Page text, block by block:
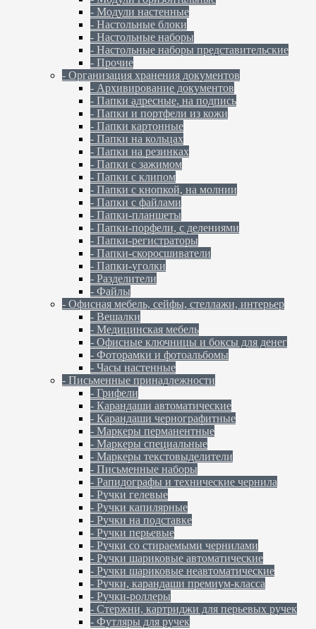
- Модули настенные
- Настольные блоки
- Настольные наборы
- Настольные наборы представительские
- Прочие
- Организация хранения документов
- Архивирование документов
- Папки адресные, на подпись
- Папки и портфели из кожи
- Папки картонные
- Папки на кольцах
- Папки на резинках
- Папки с зажимом
- Папки с клипом
- Папки с кнопкой, на молнии
- Папки с файлами
- Папки-планшеты
- Папки-порфели, с делениями
- Папки-регистраторы
- Папки-скоросшиватели
- Папки-уголки
- Разделители
- Файлы
- Офисная мебель, сейфы, стеллажи, интерьер
- Вешалки
- Медицинская мебель
- Офисные ключницы и боксы для денег
- Фоторамки и фотоальбомы
- Часы настенные
- Письменные принадлежности
- Грифели
- Карандаши автоматические
- Карандаши чернографитные
- Маркеры перманентные
- Маркеры специальные
- Маркеры текстовыделители
- Письменные наборы
- Рапидографы и технические чернила
- Ручки гелевые
- Ручки капилярные
- Ручки на подставке
- Ручки перьевые
- Ручки со стираемыми чернилами
- Ручки шариковые автоматические
- Ручки шариковые неавтоматические
- Ручки, карандаши премиум-класса
- Ручки-роллеры
- Стержни, картриджи для перьевых ручек
- Футляры для ручек